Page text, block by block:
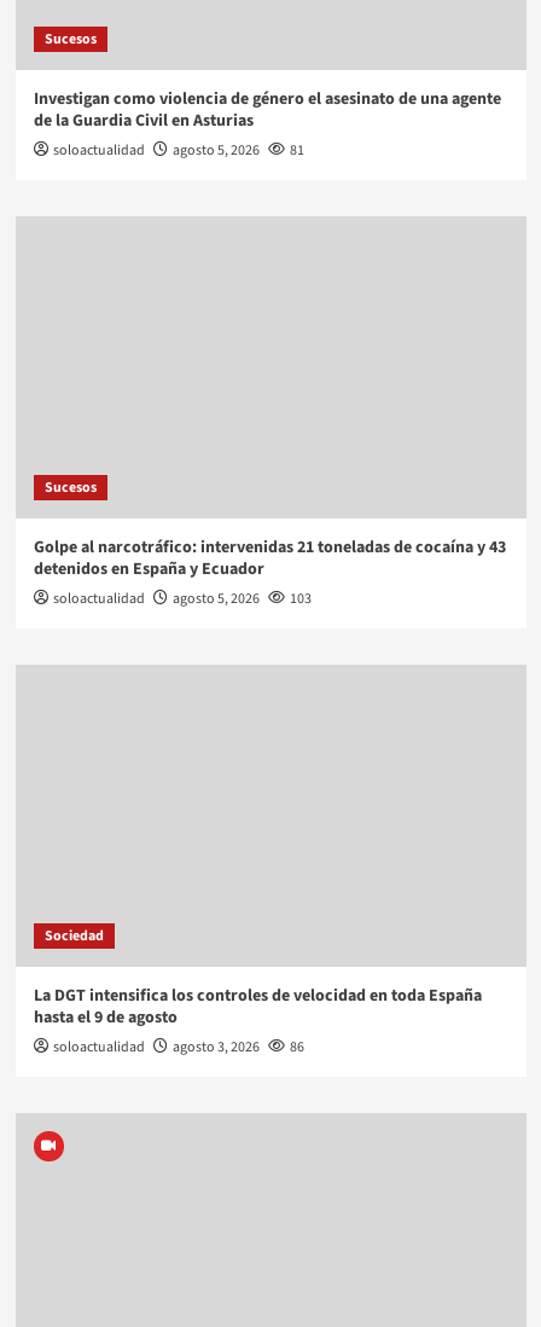
Sucesos
Investigan como violencia de género el asesinato de una agente
de la Guardia Civil en Asturias
soloactualidad agosto 5, 2026 81
Sucesos
Golpe al narcotráfico: intervenidas 21 toneladas de cocaína y 43
detenidos en España y Ecuador
soloactualidad agosto 5, 2026 103
Sociedad
La DGT intensifica los controles de velocidad en toda España
hasta el 9 de agosto
soloactualidad agosto 3, 2026 86